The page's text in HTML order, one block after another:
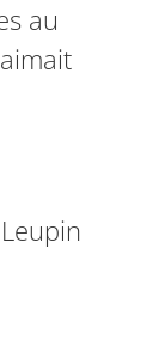
au